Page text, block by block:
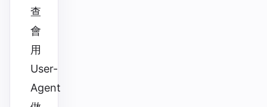
查
會
用
User-
Agent